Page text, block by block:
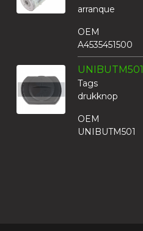
arranque
OEM
A4535451500
UNIBUTM501
Tags
drukknop
OEM
UNIBUTM501